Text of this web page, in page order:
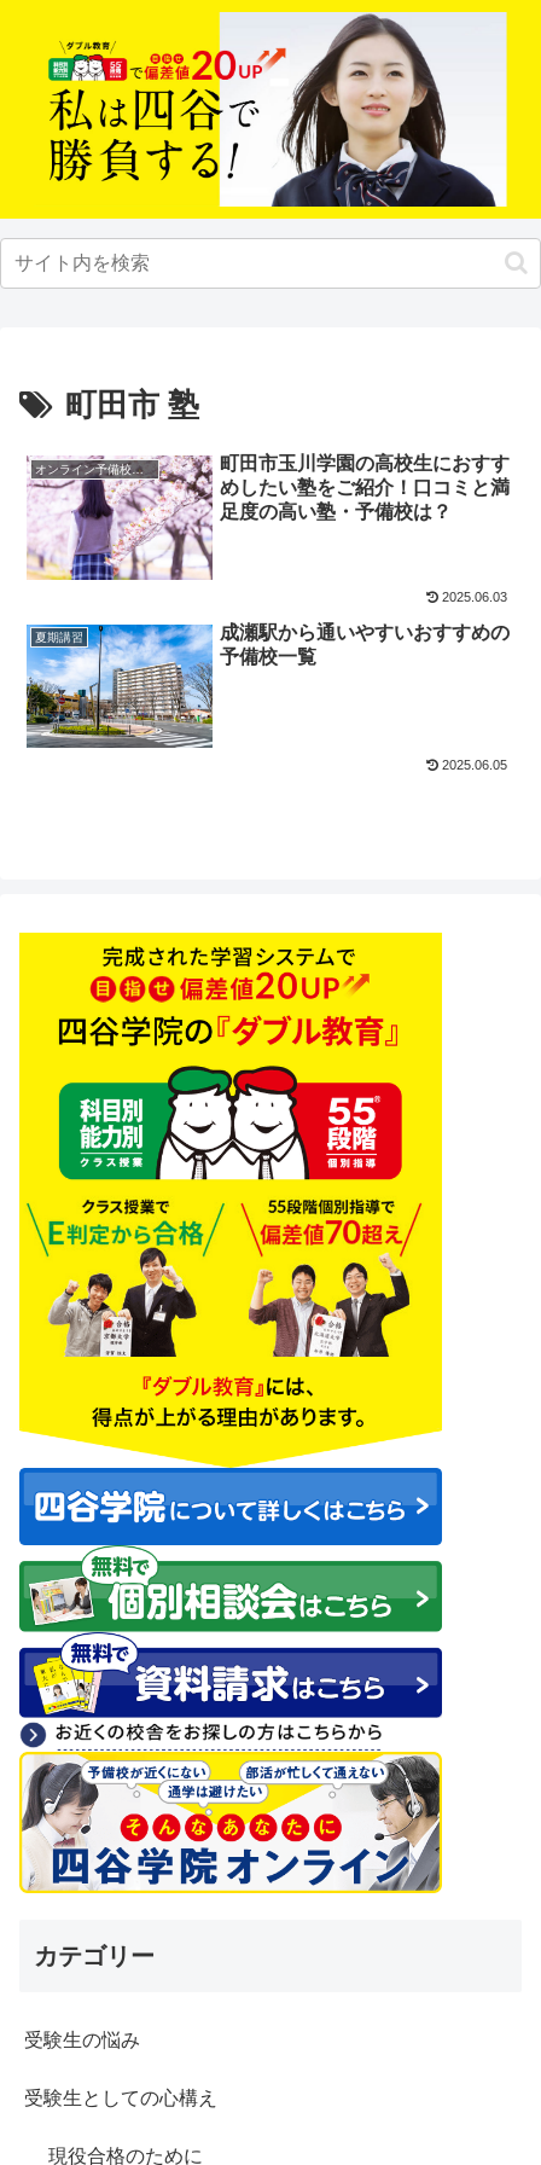
町田市 塾
オンライン予備校・塾の活用法
町田市玉川学園の高校生におすす
めしたい塾をご紹介！口コミと満
足度の高い塾・予備校は？
2025.06.03
夏期講習
成瀬駅から通いやすいおすすめの
予備校一覧
2025.06.05
カテゴリー
受験生の悩み
受験生としての心構え
現役合格のために